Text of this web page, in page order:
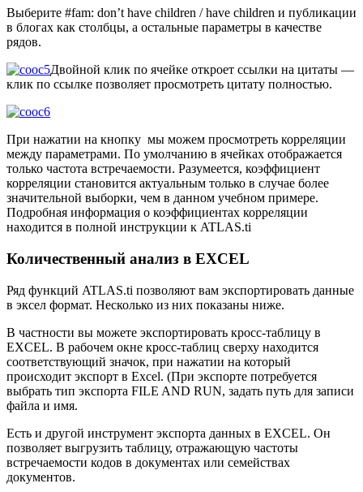
Выберите #fam: don’t have children / have children и публикации
в блогах как столбцы, а остальные параметры в качестве
рядов.
Двойной клик по ячейке откроет ссылки на цитаты —
клик по ссылке позволяет просмотреть цитату полностью.
При нажатии на кнопку мы можем просмотреть корреляции
между параметрами. По умолчанию в ячейках отображается
только частота встречаемости. Разумеется, коэффициент
корреляции становится актуальным только в случае более
значительной выборки, чем в данном учебном примере.
Подробная информация о коэффициентах корреляции
находится в полной инструкции к ATLAS.ti
Количественный анализ в EXCEL
Ряд функций ATLAS.ti позволяют вам экспортировать данные
в эксел формат. Несколько из них показаны ниже.
В частности вы можете экспортировать кросс-таблицу в
EXCEL. В рабочем окне кросс-таблиц сверху находится
соответствующий значок, при нажатии на который
происходит экспорт в Excel. (При экспорте потребуется
выбрать тип экспорта FILE AND RUN, задать путь для записи
файла и имя.
Есть и другой инструмент экспорта данных в EXCEL. Он
позволяет выгрузить таблицу, отражающую частоты
встречаемости кодов в документах или семействах
документов.